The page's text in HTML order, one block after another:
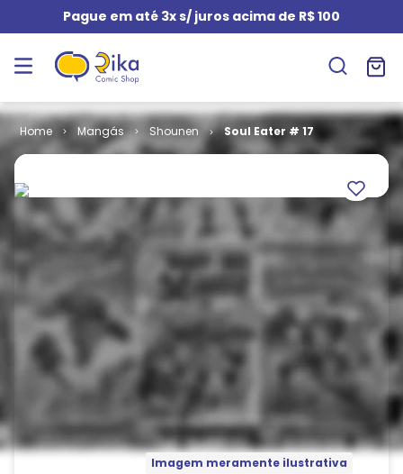
Pague em até 3x s/ juros acima de R$ 100
Mangás Shounen Soul Eater # 17
Imagem meramente ilustrativa